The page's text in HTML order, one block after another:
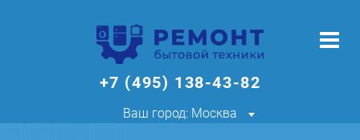
+7 (495) 138-43-82
Ваш город: Москва